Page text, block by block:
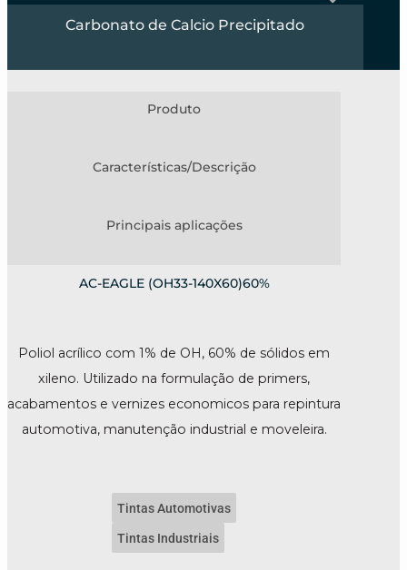
Carbonato de Calcio Precipitado
Produto
Características/Descrição
Principais aplicações
AC-EAGLE (OH33-140X60)60%
Poliol acrílico com 1% de OH, 60% de sólidos em
xileno. Utilizado na formulação de primers,
acabamentos e vernizes economicos para repintura
automotiva, manutenção industrial e moveleira.
Tintas Automotivas
Tintas Industriais